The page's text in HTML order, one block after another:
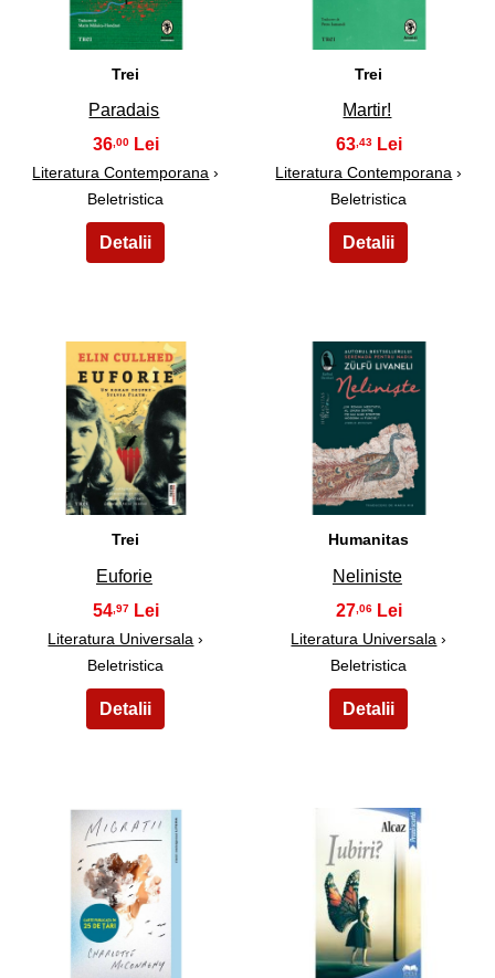
Trei
Paradais
36,00
Literatura Contemporana ›
Beletristica
Trei
Martir!
63,43
Literatura Contemporana ›
Beletristica
9
Trei
Euforie
54 ,97
Literatura Universala ›
Beletristica
10
Humanitas
Neliniste
27,06
Literatura Universala ›
Beletristica
11 12